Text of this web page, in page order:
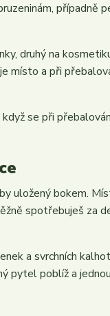
případně
druhý na
místo a při
se při
uložený bokem.
spotřebuješ za
a svrchních
pytel poblíž a